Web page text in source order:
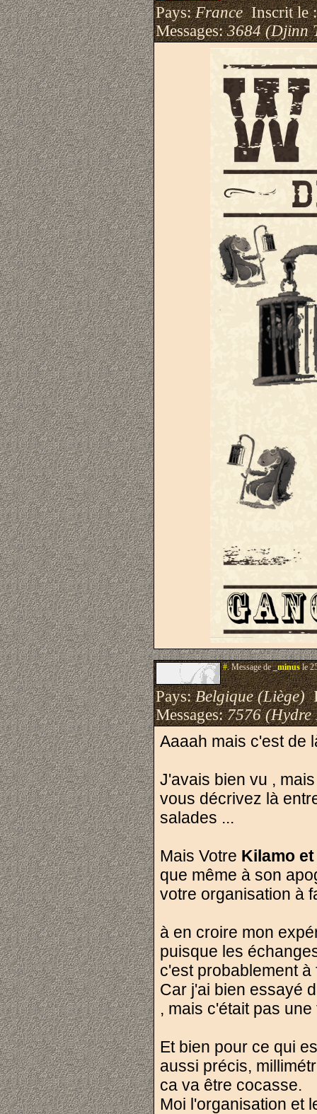
Pays:FranceInscrit le
Messages:3684 (Djinn
#.Message de_minusle
Pays:Belgique (Liège)
Messages:7576 (Hydre
Aaaah mais c'est de
J'avais bien vu ,
vous décrivez là
salades ...
Mais Votre Kilamo
que même à son
votre organisation à
à en croire mon
puisque les
c'est probablement
Car j'ai bien essayé
, mais c'était pas
Et bien pour ce qui
aussi précis,
ca va être cocasse.
Moi l'organisation et